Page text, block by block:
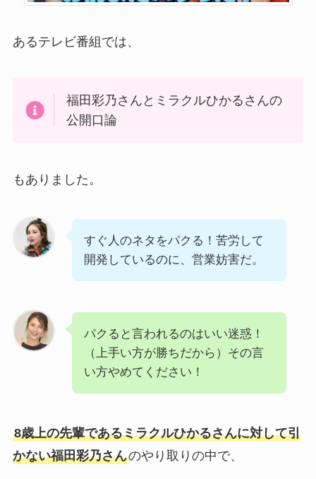
あるテレビ番組では、
福田彩乃さんとミラクルひかるさんの
公開口論
もありました。
すぐ人のネタをパクる！苦労して
開発しているのに、営業妨害だ。
パクると言われるのはいい迷惑！
（上手い方が勝ちだから）その言
い方やめてください！
8歳上の先輩であるミラクルひかるさんに対して引
かない福田彩乃さんのやり取りの中で、